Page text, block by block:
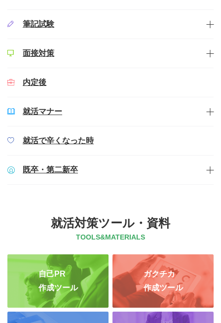
筆記試験
面接対策
内定後
就活マナー
就活で辛くなった時
既卒・第二新卒
就活対策ツール・資料
TOOLS&MATERIALS
自己PR
作成ツール
ガクチカ
作成ツール